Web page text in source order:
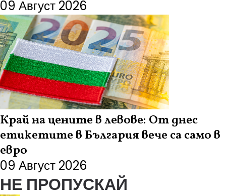
09 Август 2026
Край на цените в левове: От днес
етикетите в България вече са само в
евро
09 Август 2026
НЕ ПРОПУСКАЙ